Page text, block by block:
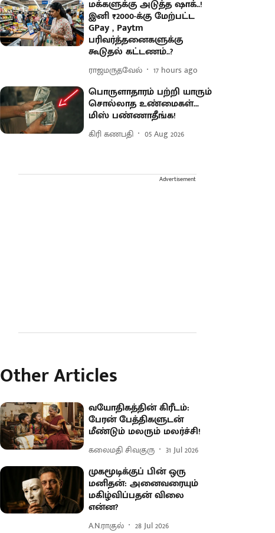
மக்களுக்கு அடுத்த ஷாக்..!
இனி ₹2000-க்கு மேற்பட்ட
GPay , Paytm
பரிவர்த்தனைகளுக்கு
கூடுதல் கட்டணம்..?
ராஜமருதவேல் 17 hours ago
பொருளாதாரம் பற்றி யாரும்
சொல்லாத உண்மைகள்...
மிஸ் பண்ணாதீங்க!
கிரி கணபதி 05 Aug 2026
Advertisement
Other Articles
வயோதிகத்தின் கிரீடம்:
பேரன் பேத்திகளுடன்
மீண்டும் மலரும் மலர்ச்சி!
கலைமதி சிவகுரு 31 Jul 2026
முகமூடிக்குப் பின் ஒரு
மனிதன்: அனைவரையும்
மகிழ்விப்பதன் விலை
என்ன?
A.N.ராகுல் 28 Jul 2026